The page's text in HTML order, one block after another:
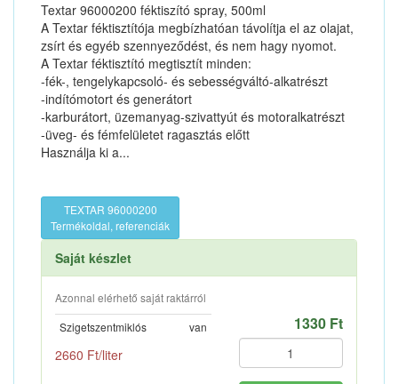
Textar 96000200 féktiszító spray, 500ml
A Textar féktisztítója megbízhatóan távolítja el az olajat,
zsírt és egyéb szennyeződést, és nem hagy nyomot.
A Textar féktisztító megtisztít minden:
-fék-, tengelykapcsoló- és sebességváltó-alkatrészt
-indítómotort és generátort
-karburátort, üzemanyag-szivattyút és motoralkatrészt
-üveg- és fémfelületet ragasztás előtt
Használja ki a...
TEXTAR 96000200
Termékoldal, referenciák
Saját készlet
Azonnal elérhető saját raktárról
Szigetszentmiklós
van
2660 Ft/liter
1330 Ft